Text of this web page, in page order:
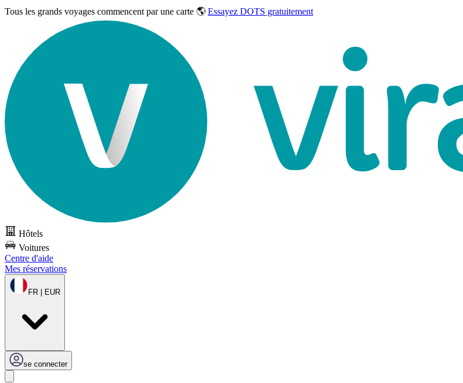
Tous les grands voyages commencent par une carte 🌎 Essayez DOTS gratuitement
Hôtels
Voitures
Centre d'aide
Mes réservations
FR | EUR
se connecter